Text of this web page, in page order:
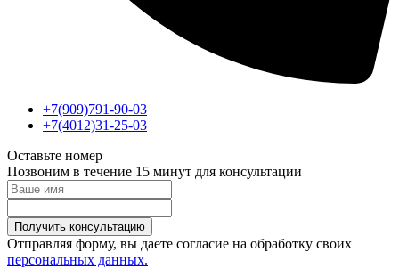
+7(909)791-90-03
+7(4012)31-25-03
Оставьте номер
Позвоним в течение 15 минут для консультации
Получить консультацию
Отправляя форму, вы даете согласие на обработку своих
персональных данных.